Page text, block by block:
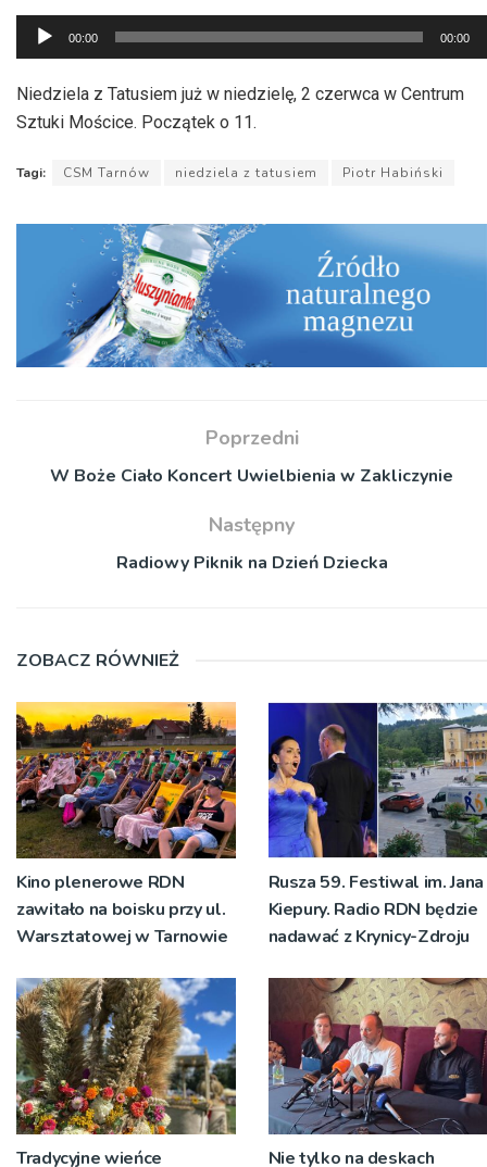
Odtwarzacz
plików
dźwiękowych
00:00 00:00
Niedziela z Tatusiem już w niedzielę, 2 czerwca w Centrum
Sztuki Mościce. Początek o 11.
Tagi: CSM Tarnów niedziela z tatusiem Piotr Habiński
Poprzedni
W Boże Ciało Koncert Uwielbienia w Zakliczynie
Następny
Radiowy Piknik na Dzień Dziecka
ZOBACZ RÓWNIEŻ
Kino plenerowe RDN
zawitało na boisku przy ul.
Warsztatowej w Tarnowie
Rusza 59. Festiwal im. Jana
Kiepury. Radio RDN będzie
nadawać z Krynicy-Zdroju
Tradycyjne wieńce Nie tylko na deskach